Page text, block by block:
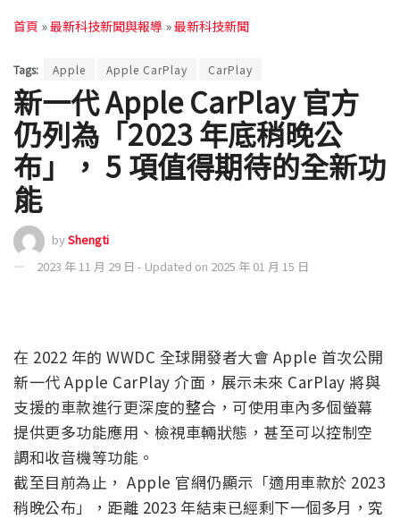
首頁 »最新科技新聞與報導 »最新科技新聞
Tags: Apple Apple CarPlay CarPlay
新一代 Apple CarPlay 官方
仍列為「2023 年底稍晚公
布」， 5 項值得期待的全新功
能
byShengti
2023 年 11 月 29 日 - Updated on 2025 年 01 月 15 日
在 2022 年的 WWDC 全球開發者大會 Apple 首次公開
新一代 Apple CarPlay 介面，展示未來 CarPlay 將與
支援的車款進行更深度的整合，可使用車內多個螢幕
提供更多功能應用、檢視車輛狀態，甚至可以控制空
調和收音機等功能。
截至目前為止， Apple 官網仍顯示「適用車款於 2023
稍晚公布」，距離 2023 年結束已經剩下一個多月，究